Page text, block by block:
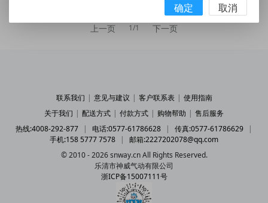
上一页 1/1 下一页
联系我们 | 意见与建议 | 客户联系表 | 使用指南
关于我们 | 配送方式 | 付款方式 | 购物帮助 | 售后服务
热线:4008-292-877
| 电话:0577-61786628 | 传真:0577-61786629
|
手机:158 5777 7578
|
邮箱:2227202078@qq.com
© 2010 - 2026 snway.cn All Rights Reserved.
乐清市神威气动有限公司
浙ICP备15007111号
确定 取消